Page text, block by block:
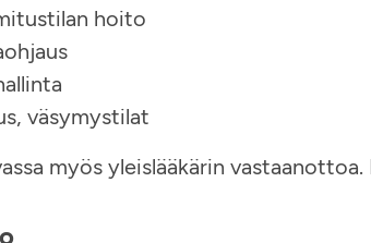
hoito
väsymystilat
myös yleislääkärin